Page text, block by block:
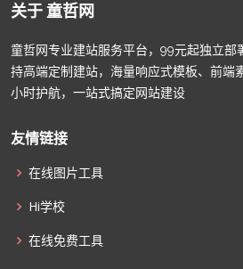
关于 童哲网
童哲网专业建站服务平台，99元起独立部
持高端定制建站，海量响应式模板、前端
小时护航，一站式搞定网站建设
友情链接
在线图片工具
Hi学校
在线免费工具